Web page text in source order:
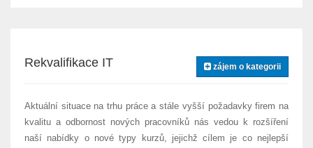
zájem o kategorii
Rekvalifikace IT
Aktuální situace na trhu práce a stále vyšší požadavky firem na
kvalitu a odbornost nových pracovníků nás vedou k rozšíření
naší nabídky o nové typy kurzů, jejichž cílem je co nejlepší